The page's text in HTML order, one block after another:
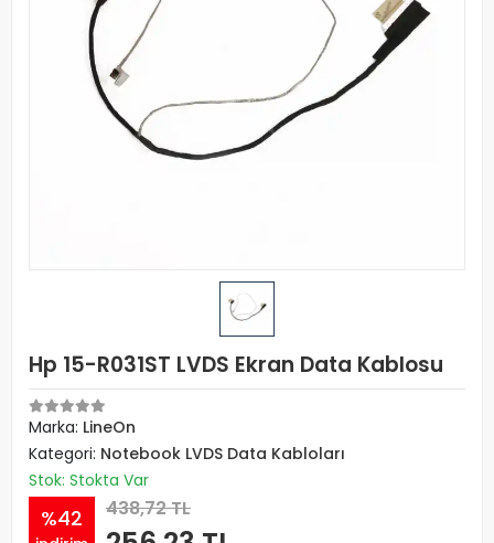
Hp 15-R031ST LVDS Ekran Data Kablosu
Marka: LineOn
Kategori: Notebook LVDS Data Kabloları
Stok: Stokta Var
%42 438,72 TL